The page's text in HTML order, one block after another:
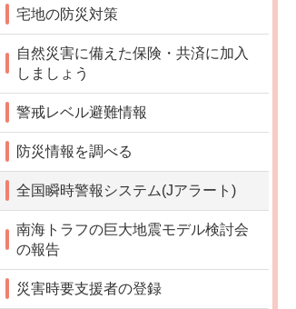
宅地の防災対策
自然災害に備えた保険・共済に加入
しましょう
警戒レベル避難情報
防災情報を調べる
全国瞬時警報システム(Jアラート)
南海トラフの巨大地震モデル検討会
の報告
災害時要支援者の登録